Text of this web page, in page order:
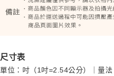
尺寸表
單位：吋（1吋=2.54公分）｜量